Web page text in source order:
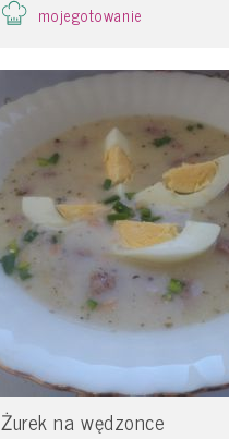
mojegotowanie
Żurek na wędzonce